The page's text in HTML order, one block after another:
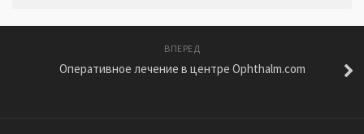
ВПЕРЕД
Оперативное лечение в центре Ophthalm.com